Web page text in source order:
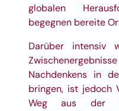
globalen
begegnen bereite
Darüber intensiv
Nachdenkens in
bringen, ist jedoch
Weg aus der